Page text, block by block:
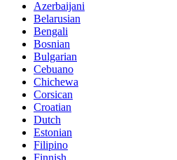
Azerbaijani
Belarusian
Bengali
Bosnian
Bulgarian
Cebuano
Chichewa
Corsican
Croatian
Dutch
Estonian
Filipino
Finnish